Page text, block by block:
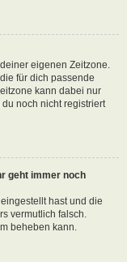
eigenen Zeitzone.
für dich passende
kann dabei nur
noch nicht registriert
geht immer noch
hast und die
vermutlich falsch.
beheben kann.